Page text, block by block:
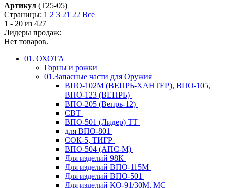
Артикул (T25-05)
Страницы: 1 2 3 21 22 Все
1 - 20 из 427
Лидеры продаж:
Нет товаров.
01. ОХОТА
Горны и рожки
01.Запасные части для Оружия
ВПО-102М (ВЕПРЬ-ХАНТЕР), ВПО-105,
ВПО-123 (ВЕПРЬ)
ВПО-205 (Вепрь-12)
СВТ
ВПО-501 (Лидер) ТТ
для ВПО-801
СОК-5, ТИГР
ВПО-504 (АПС-М)
Для изделий 98К
Для изделий ВПО-115М
Для изделий ВПО-501
Для изделий КО-91/30М, МС